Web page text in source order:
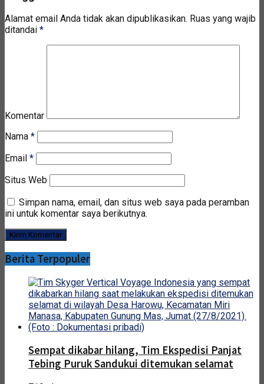
Alamat email Anda tidak akan dipublikasikan. Ruas yang wajib
ditandai *
Komentar
Nama *
Email *
Situs Web
Simpan nama, email, dan situs web saya pada peramban
ini untuk komentar saya berikutnya.
Berita Terpopuler
Sempat dikabar hilang, Tim Ekspedisi Panjat
Tebing Puruk Sandukui ditemukan selamat